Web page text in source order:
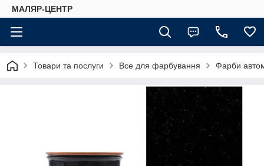
МАЛЯР-ЦЕНТР
Товари та послуги Все для фарбування Фарби